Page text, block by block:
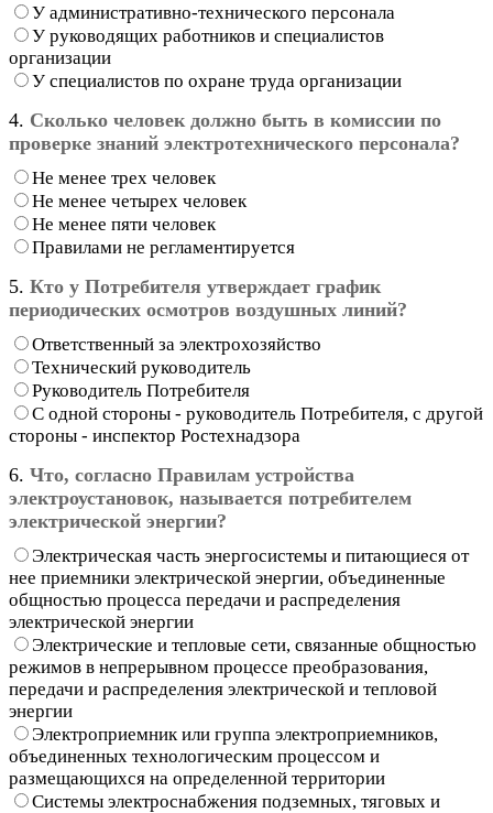
У административно-технического персонала
У руководящих работников и специалистов
организации
У специалистов по охране труда организации
4. Сколько человек должно быть в комиссии по
проверке знаний электротехнического персонала?
Не менее трех человек
Не менее четырех человек
Не менее пяти человек
Правилами не регламентируется
5. Кто у Потребителя утверждает график
периодических осмотров воздушных линий?
Ответственный за электрохозяйство
Технический руководитель
Руководитель Потребителя
С одной стороны - руководитель Потребителя, с другой
стороны - инспектор Ростехнадзора
6. Что, согласно Правилам устройства
электроустановок, называется потребителем
электрической энергии?
Электрическая часть энергосистемы и питающиеся от
нее приемники электрической энергии, объединенные
общностью процесса передачи и распределения
электрической энергии
Электрические и тепловые сети, связанные общностью
режимов в непрерывном процессе преобразования,
передачи и распределения электрической и тепловой
энергии
Электроприемник или группа электроприемников,
объединенных технологическим процессом и
размещающихся на определенной территории
Системы электроснабжения подземных, тяговых и